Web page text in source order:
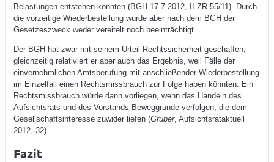
Belastungen entstehen könnten (BGH 17.7.2012, II ZR 55/11). Durch
die vorzeitige Wiederbestellung wurde aber nach dem BGH der
Gesetzeszweck weder vereitelt noch beeinträchtigt.
Der BGH hat zwar mit seinem Urteil Rechtssicherheit geschaffen,
gleichzeitig relativiert er aber auch das Ergebnis, weil Fälle der
einvernehmlichen Amtsberufung mit anschließender Wiederbestellung
im Einzelfall einen Rechtsmissbrauch zur Folge haben könnten. Ein
Rechtsmissbrauch würde dann vorliegen, wenn das Handeln des
Aufsichtsrats und des Vorstands Beweggründe verfolgen, die dem
Gesellschaftsinteresse zuwider liefen (Gruber, Aufsichtsrataktuell
2012, 32).
Fazit